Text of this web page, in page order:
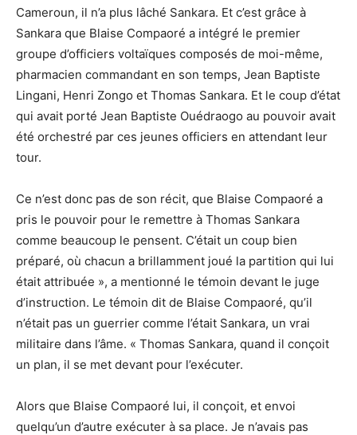
Cameroun, il n’a plus lâché Sankara. Et c’est grâce à
Sankara que Blaise Compaoré a intégré le premier
groupe d’officiers voltaïques composés de moi-même,
pharmacien commandant en son temps, Jean Baptiste
Lingani, Henri Zongo et Thomas Sankara. Et le coup d’état
qui avait porté Jean Baptiste Ouédraogo au pouvoir avait
été orchestré par ces jeunes officiers en attendant leur
tour.
Ce n’est donc pas de son récit, que Blaise Compaoré a
pris le pouvoir pour le remettre à Thomas Sankara
comme beaucoup le pensent. C’était un coup bien
préparé, où chacun a brillamment joué la partition qui lui
était attribuée », a mentionné le témoin devant le juge
d’instruction. Le témoin dit de Blaise Compaoré, qu’il
n’était pas un guerrier comme l’était Sankara, un vrai
militaire dans l’âme. « Thomas Sankara, quand il conçoit
un plan, il se met devant pour l’exécuter.
Alors que Blaise Compaoré lui, il conçoit, et envoi
quelqu’un d’autre exécuter à sa place. Je n’avais pas